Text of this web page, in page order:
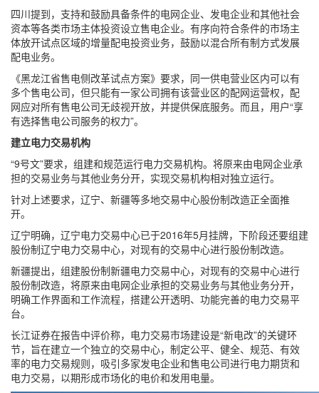
四川提到，支持和鼓励具备条件的电网企业、发电企业和其他社会
资本等各类市场主体投资设立售电企业。有序向符合条件的市场主
体放开试点区域的增量配电投资业务，鼓励以混合所有制方式发展
配电业务。
《黑龙江省售电侧改革试点方案》要求，同一供电营业区内可以有
多个售电公司，但只能有一家公司拥有该营业区的配网运营权，配
网应对所有售电公司无歧视开放，并提供保底服务。而且，用户“享
有选择售电公司服务的权力”。
建立电力交易机构
“9号文”要求，组建和规范运行电力交易机构。将原来由电网企业承
担的交易业务与其他业务分开，实现交易机构相对独立运行。
针对上述要求，辽宁、新疆等多地交易中心股份制改造正全面推
开。
辽宁明确，辽宁电力交易中心已于2016年5月挂牌，下阶段还要组建
股份制辽宁电力交易中心，对现有的交易中心进行股份制改造。
新疆提出，组建股份制新疆电力交易中心，对现有的交易中心进行
股份制改造，将原来由电网企业承担的交易业务与其他业务分开，
明确工作界面和工作流程，搭建公开透明、功能完善的电力交易平
台。
长江证券在报告中评价称，电力交易市场建设是“新电改”的关键环
节，旨在建立一个独立的交易中心，制定公平、健全、规范、有效
率的电力交易规则，吸引多家发电企业和售电公司进行电力期货和
电力交易，以期形成市场化的电价和发用电量。